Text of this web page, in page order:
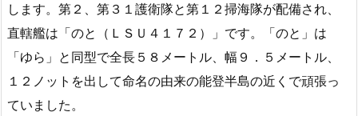
します。第２、第３１護衛隊と第１２掃海隊が配備され、
直轄艦は「のと（ＬＳＵ４１７２）」です。「のと」は
「ゆら」と同型で全長５８メートル、幅９．５メートル、
１２ノットを出して命名の由来の能登半島の近くで頑張っ
ていました。